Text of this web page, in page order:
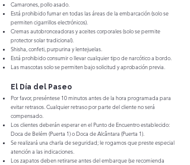
Camarones, pollo asado.
Está prohibido fumar en todas las áreas de la embarcación (solo se
permiten cigarrillos electrónicos).
Cremas autobronceadoras y aceites corporales (solo se permite
protector solar tradicional).
Shisha, confeti, purpurina y lentejuelas.
Está prohibido consumir o llevar cualquier tipo de narcótico a bordo.
Las mascotas solo se permiten bajo solicitud y aprobación previa.
El Día del Paseo
Por favor, preséntese 10 minutos antes de la hora programada para
evitar retrasos. Cualquier retraso por parte del cliente no será
compensado.
Los clientes deberán esperar en el Punto de Encuentro establecido:
Doca de Belém (Puerta 1) o Doca de Alcântara (Puerta 1).
Se realizará una charla de seguridad; le rogamos que preste especial
atención a las indicaciones.
Los zapatos deben retirarse antes del embarque (se recomienda